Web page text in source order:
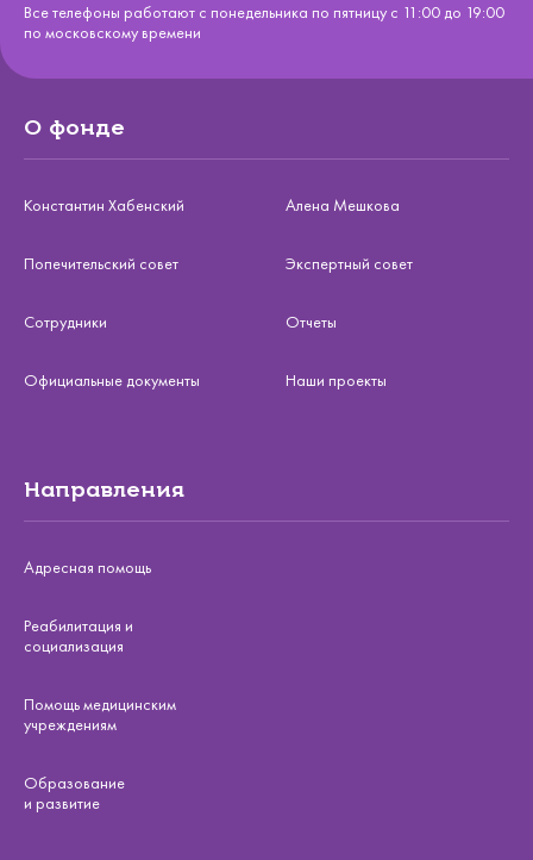
Все телефоны работают с понедельника по пятницу с 11:00 до 19:00
по московскому времени
О фонде
Константин Хабенский Алена Мешкова
Попечительский совет Экспертный совет
Сотрудники Отчеты
Официальные документы Наши проекты
Направления
Адресная помощь
Реабилитация и
социализация
Помощь медицинским
учреждениям
Образование
и развитие